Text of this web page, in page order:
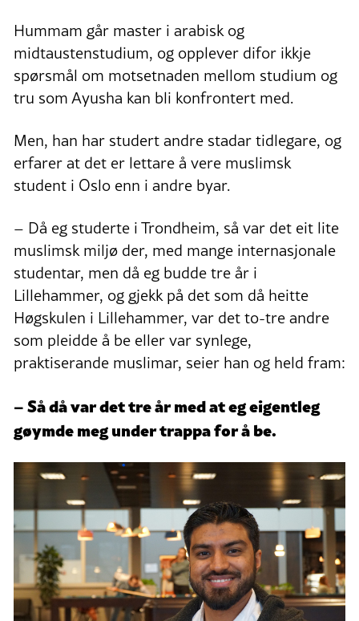
Hummam går master i arabisk og
midtaustenstudium, og opplever difor ikkje
spørsmål om motsetnaden mellom studium og
tru som Ayusha kan bli konfrontert med.
Men, han har studert andre stadar tidlegare, og
erfarer at det er lettare å vere muslimsk
student i Oslo enn i andre byar.
– Då eg studerte i Trondheim, så var det eit lite
muslimsk miljø der, med mange internasjonale
studentar, men då eg budde tre år i
Lillehammer, og gjekk på det som då heitte
Høgskulen i Lillehammer, var det to-tre andre
som pleidde å be eller var synlege,
praktiserande muslimar, seier han og held fram:
– Så då var det tre år med at eg eigentleg
gøymde meg under trappa for å be.